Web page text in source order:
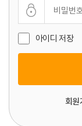
아이디 저장
회원